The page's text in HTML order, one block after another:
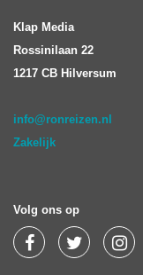
Klap Media
Rossinilaan 22
1217 CB Hilversum
info@ronreizen.nl
Zakelijk
Volg ons op